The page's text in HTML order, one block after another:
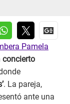
Pamela
concierto
. La pareja,
ante una